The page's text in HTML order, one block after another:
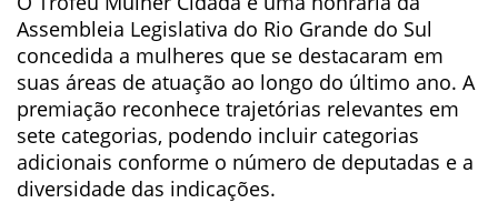
Assembleia Legislativa do Rio Grande do Sul
concedida a mulheres que se destacaram em
suas áreas de atuação ao longo do último ano. A
premiação reconhece trajetórias relevantes em
sete categorias, podendo incluir categorias
adicionais conforme o número de deputadas e a
diversidade das indicações.